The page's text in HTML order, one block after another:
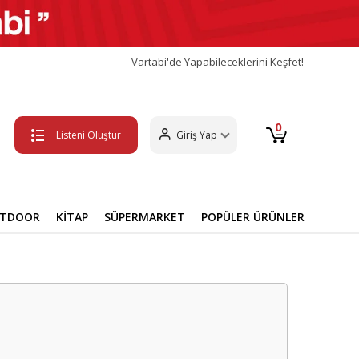
Vartabi'de Yapabileceklerini Keşfet!
Listeni Oluştur Giriş Yap 0
KİTAP SÜPERMARKET POPÜLER ÜRÜNLER